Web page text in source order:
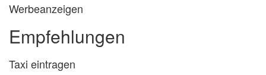
Werbeanzeigen
Empfehlungen
Taxi eintragen